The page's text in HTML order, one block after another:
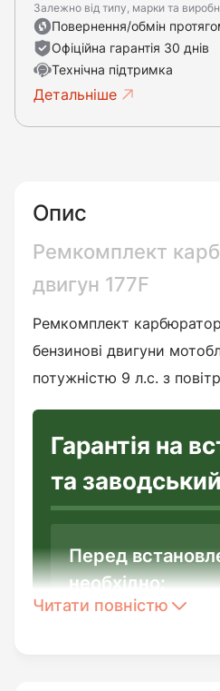
Залежно від типу, марки та
Повернення/обмін
Офіційна гарантія 30 днів
Технічна підтримка
Детальніше
Опис
Ремкомплект
двигун 177F
Ремкомплект
бензинові двигуни
потужністю 9 л.с. з
Гарантія на
та
Перед
необхідно:
Переконатись у
Читати повністю